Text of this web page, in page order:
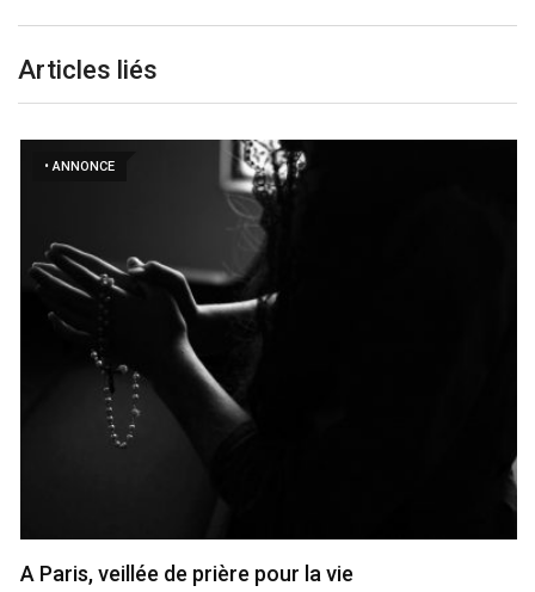
Articles liés
• ANNONCE
A Paris, veillée de prière pour la vie